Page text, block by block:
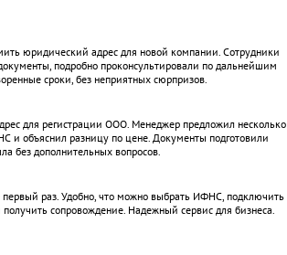
юридический адрес для новой компании. Сотрудники
подробно проконсультировали по дальнейшим
сроки, без неприятных сюрпризов.
для регистрации ООО. Менеджер предложил несколько
и объяснил разницу по цене. Документы подготовили
без дополнительных вопросов.
раз. Удобно, что можно выбрать ИФНС, подключить
сопровождение. Надежный сервис для бизнеса.